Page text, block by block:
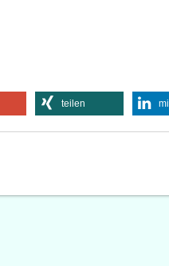
teilen